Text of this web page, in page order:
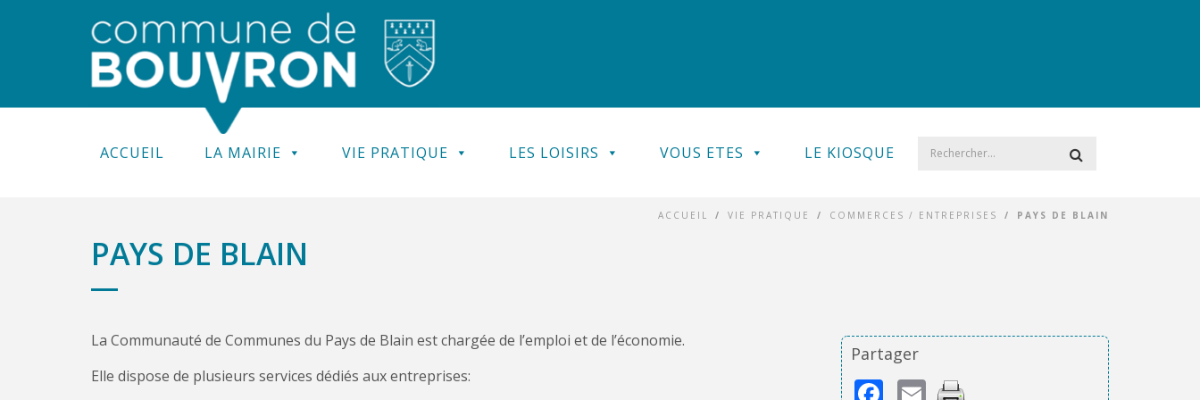
ACCUEIL LA MAIRIE VIE PRATIQUE LES LOISIRS VOUS ETES LE KIOSQUE
ACCUEIL / VIE PRATIQUE / COMMERCES / ENTREPRISES / PAYS DE BLAIN
PAYS DE BLAIN
La Communauté de Communes du Pays de Blain est chargée de l’emploi et de l’économie.
Elle dispose de plusieurs services dédiés aux entreprises:
Partager